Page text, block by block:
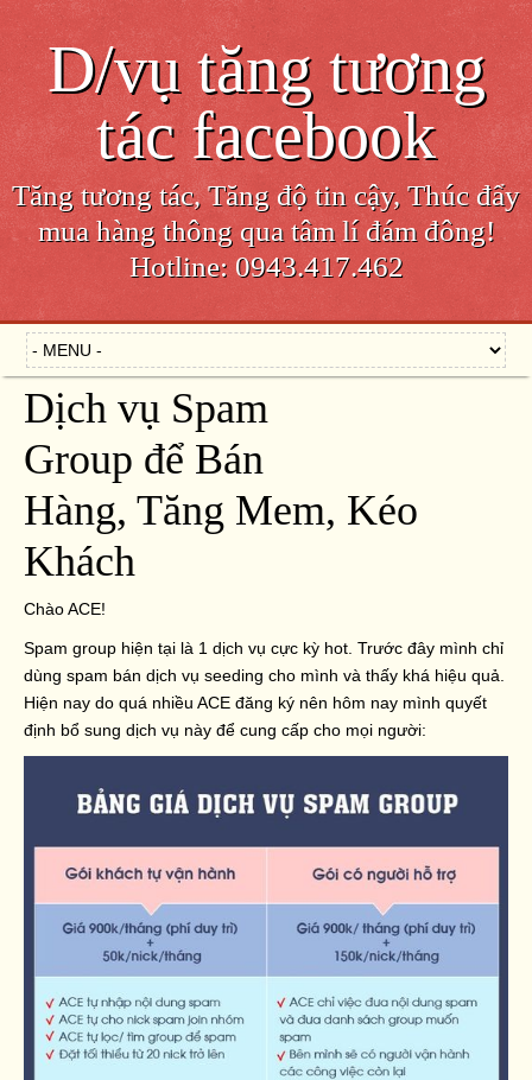
D/vụ tăng tương
tác facebook
Tăng tương tác, Tăng độ tin cậy, Thúc đẩy
mua hàng thông qua tâm lí đám đông!
Hotline: 0943.417.462
Dịch vụ Spam
Group để Bán
Hàng, Tăng Mem, Kéo
Khách
Chào ACE!
Spam group hiện tại là 1 dịch vụ cực kỳ hot. Trước đây mình chỉ
dùng spam bán dịch vụ seeding cho mình và thấy khá hiệu quả.
Hiện nay do quá nhiều ACE đăng ký nên hôm nay mình quyết
định bổ sung dịch vụ này để cung cấp cho mọi người: